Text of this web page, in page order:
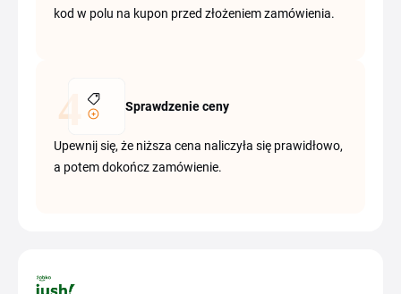
kod w polu na kupon przed złożeniem zamówienia.
Sprawdzenie ceny
Upewnij się, że niższa cena naliczyła się prawidłowo,
a potem dokończ zamówienie.